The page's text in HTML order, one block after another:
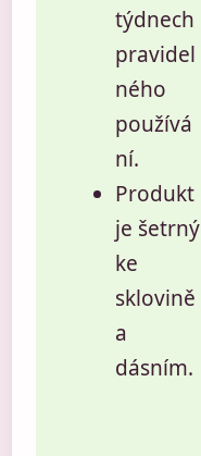
týdnech
pravidel
ného
používá
ní.
Produkt
je šetrný
ke
sklovině
a
dásním.